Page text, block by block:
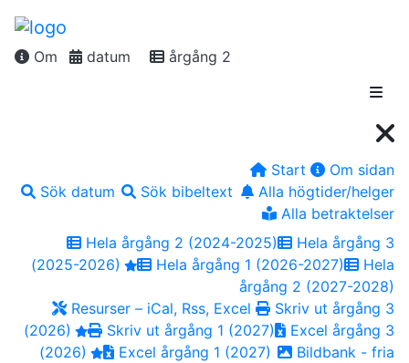
Om datum årgång 2
Start
Om sidan
Sök datum
Sök bibeltext
Alla högtider/helger
Alla betraktelser
Hela årgång 2 (2024-2025)
Hela årgång 3
(2025-2026)
Hela årgång 1 (2026-2027)
Hela
årgång 2 (2027-2028)
Resurser – iCal, Rss, Excel
Skriv ut årgång 3
(2026)
Skriv ut årgång 1 (2027)
Excel årgång 3
(2026)
Excel årgång 1 (2027)
Bildbank - fria